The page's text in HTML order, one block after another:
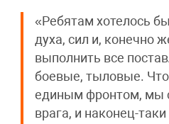
«Ребятам хотелось
духа, сил и, конечно
выполнить все
боевые, тыловые.
единым фронтом, мы
врага, и наконец-